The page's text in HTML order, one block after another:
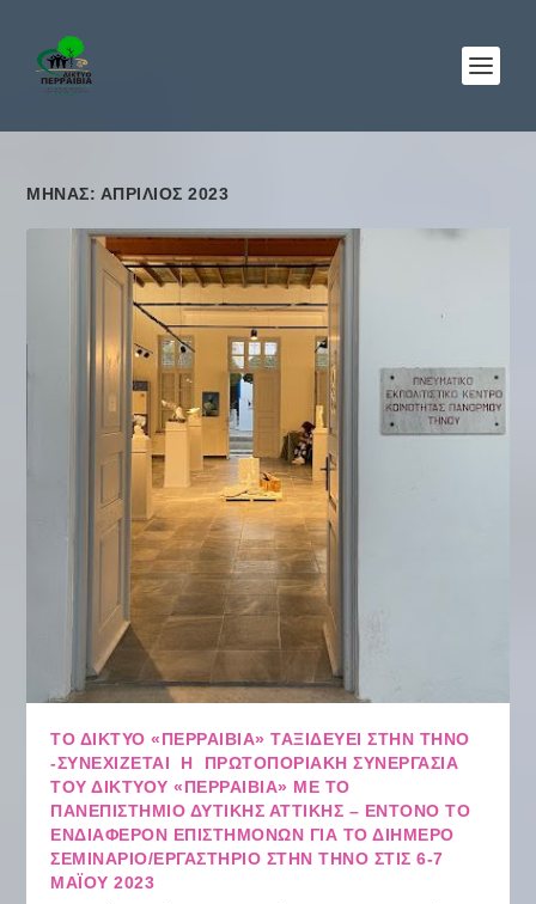
ΜΉΝΑΣ: ΑΠΡΊΛΙΟΣ 2023
ΤΟ ΔΊΚΤΥΟ «ΠΕΡΡΑΙΒΙΑ» ΤΑΞΙΔΕΎΕΙ ΣΤΗΝ ΤΉΝΟ
-ΣΥΝΕΧΊΖΕΤΑΙ Η ΠΡΩΤΟΠΟΡΙΑΚΉ ΣΥΝΕΡΓΑΣΊΑ
ΤΟΥ ΔΙΚΤΎΟΥ «ΠΕΡΡΑΙΒΙΑ» ΜΕ ΤΟ
ΠΑΝΕΠΙΣΤΉΜΙΟ ΔΥΤΙΚΉΣ ΑΤΤΙΚΉΣ – ΈΝΤΟΝΟ ΤΟ
ΕΝΔΙΑΦΈΡΟΝ ΕΠΙΣΤΗΜΌΝΩΝ ΓΙΑ ΤΟ ΔΙΉΜΕΡΟ
ΣΕΜΙΝΆΡΙΟ/ΕΡΓΑΣΤΉΡΙΟ ΣΤΗΝ ΤΉΝΟ ΣΤΙΣ 6-7
ΜΑΪ́ΟΥ 2023